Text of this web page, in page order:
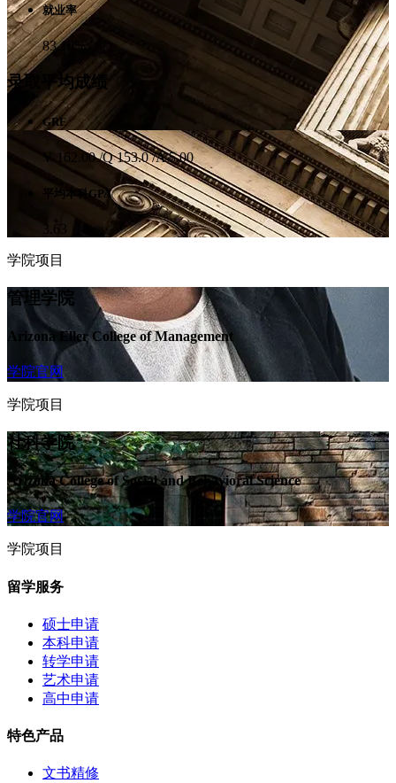
就业率
83.10%
录取平均成绩
GRE
V 162.00 /Q 153.0 /A 5.00
平均本科GPA
3.63
学院项目
管理学院
Arizona Eller College of Management
学院官网
学院项目
社科学院
Arizona College of Social and Behavioral Science
学院官网
学院项目
留学服务
硕士申请
本科申请
转学申请
艺术申请
高中申请
特色产品
文书精修